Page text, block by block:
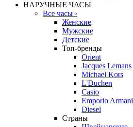
НАРУЧНЫЕ ЧАСЫ
Все часы ›
Женские
Мужские
Детские
Топ-бренды
Orient
Jacques Lemans
Michael Kors
L'Duchen
Casio
Emporio Armani
Diesel
Страны